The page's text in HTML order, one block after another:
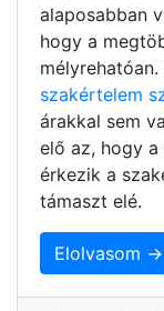
alaposabban
hogy a
szakértelem
árakkal sem
elő az, hogy
érkezik a
támaszt elé.
Elolvasom →